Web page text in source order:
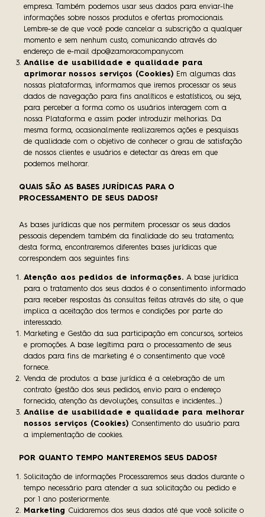
empresa. Também podemos usar seus dados para enviar-lhe
informações sobre nossos produtos e ofertas promocionais.
Lembre-se de que você pode cancelar a subscrição a qualquer
momento e sem nenhum custo, comunicando através do
endereço de e-mail dpo@zamoracompany.com
Análise de usabilidade e qualidade para
aprimorar nossos serviços (Cookies)Em algumas das
nossas plataformas, informamos que iremos processar os seus
dados de navegação para fins analíticos e estatísticos, ou seja,
para perceber a forma como os usuários interagem com a
nossa Plataforma e assim poder introduzir melhorias. Da
mesma forma, ocasionalmente realizaremos ações e pesquisas
de qualidade com o objetivo de conhecer o grau de satisfação
de nossos clientes e usuários e detectar as áreas em que
podemos melhorar.
QUAIS SÃO AS BASES JURÍDICAS PARA O
PROCESSAMENTO DE SEUS DADOS?
As bases jurídicas que nos permitem processar os seus dados
pessoais dependem também da finalidade do seu tratamento;
desta forma, encontraremos diferentes bases jurídicas que
correspondem aos seguintes fins:
Atenção aos pedidos de informações. A base jurídica
para o tratamento dos seus dados é o consentimento informado
para receber respostas às consultas feitas através do site, o que
implica a aceitação dos termos e condições por parte do
interessado.
Marketing e Gestão da sua participação em concursos, sorteios
e promoções. A base legítima para o processamento de seus
dados para fins de marketing é o consentimento que você
fornece.
Venda de produtos: a base jurídica é a celebração de um
contrato (gestão dos seus pedidos, envio para o endereço
fornecido, atenção às devoluções, consultas e incidentes….)
Análise de usabilidade e qualidade para melhorar
nossos serviços (Cookies) Consentimento do usuário para
a implementação de cookies.
POR QUANTO TEMPO MANTEREMOS SEUS DADOS?
Solicitação de informaçõesProcessaremos seus dados durante o
tempo necessário para atender a sua solicitação ou pedido e
por 1 ano posteriormente.
Marketing Cuidaremos dos seus dados até que você solicite o